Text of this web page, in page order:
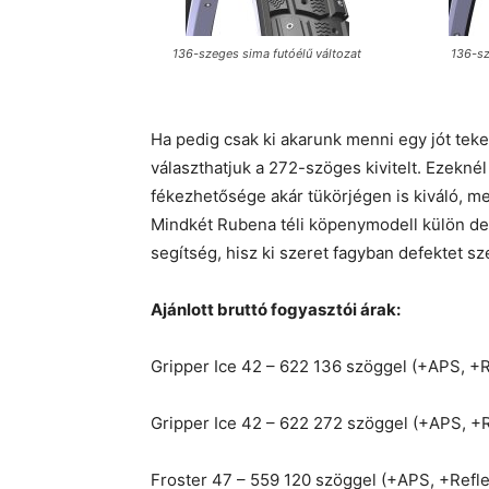
136-szeges sima futóélű változat 136-
Ha pedig csak ki akarunk menni egy jót
választhatjuk a 272-szöges kivitelt.
fékezhetősége akár tükörjégen is kiváló,
Mindkét Rubena téli köpenymodell külön
segítség, hisz ki szeret fagyban defektet
Ajánlott bruttó fogyasztói árak:
Gripper Ice 42 – 622 136 szöggel (+APS,
Gripper Ice 42 – 622 272 szöggel (+APS,
Froster 47 – 559 120 szöggel (+APS,